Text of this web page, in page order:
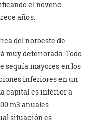
el noveno
años.
del noroeste de
muy deteriorada. Todo
sequía mayores en los
inferiores en un
capital es inferior a
m3 anuales
situación es